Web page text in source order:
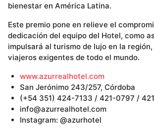
bienestar en América Latina.
Este premio pone en relieve el
dedicación del equipo del Hotel, como
impulsará al turismo de lujo en la
viajeros exigentes de todo el mundo.
www.azurrealhotel.com
San Jerónimo 243/257, Córdoba
(+54 351) 424-7133 / 421-0797 /
info@azurrealhotel.com
Instagram: @azurhotel